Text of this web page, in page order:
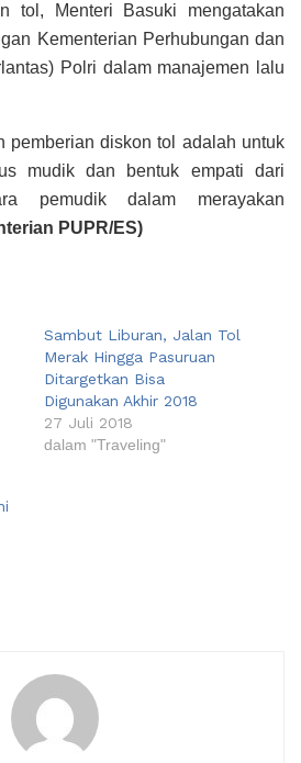
tol, Menteri Basuki mengatakan
Kementerian Perhubungan dan
Polri dalam manajemen lalu
pemberian diskon tol adalah untuk
mudik dan bentuk empati dari
pemudik dalam merayakan
PUPR/ES)
Sambut Liburan, Jalan Tol
Merak Hingga Pasuruan
Ditargetkan Bisa
Digunakan Akhir 2018
27 Juli 2018
dalam "Traveling"